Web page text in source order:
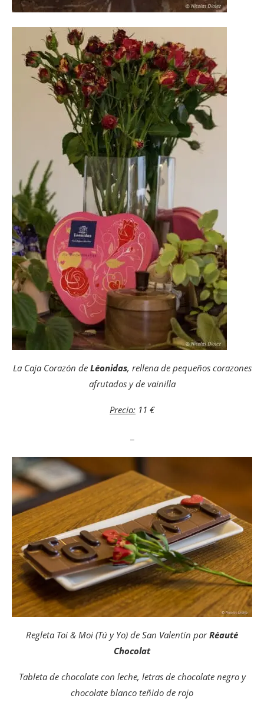
La Caja Corazón de Léonidas, rellena de pequeños corazones
afrutados y de vainilla
Precio: 11 €
Regleta Toi & Moi (Tú y Yo) de San Valentín porRéauté
Chocolat
Tableta de chocolate con leche, letras de chocolate negro y
chocolate blanco teñido de rojo